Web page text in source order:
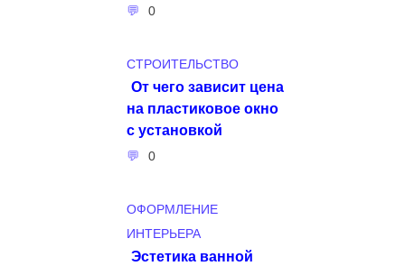
0
СТРОИТЕЛЬСТВО
От чего зависит цена
на пластиковое окно
с установкой
0
ОФОРМЛЕНИЕ
ИНТЕРЬЕРА
Эстетика ванной